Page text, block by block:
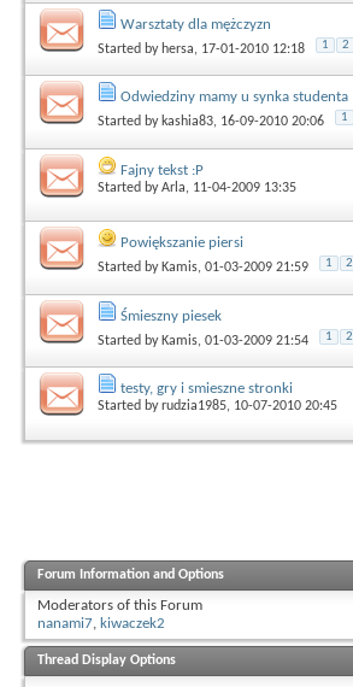
Warsztaty dla mężczyzn
Started by hersa, 17-01-2010 12:18 1 2
Odwiedziny mamy u synka studenta
Started by kashia83, 16-09-2010 20:06 1
Fajny tekst :P
Started byArla, 11-04-2009 13:35
Powiększanie piersi
Started by Kamis, 01-03-2009 21:59 1 2
Śmieszny piesek
Started by Kamis, 01-03-2009 21:54 1 2
testy, gry i smieszne stronki
Started byrudzia1985, 10-07-2010 20:45
Forum Information and Options
Moderators of this Forum
nanami7, kiwaczek2
Thread Display Options